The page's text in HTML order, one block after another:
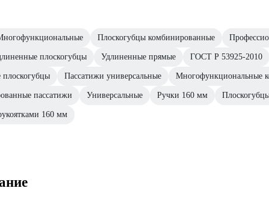
Плоскогубцы комбинированные
плоскогубцы Удлиненные прямые ГОСТ Р 53925-2010
Пассатижи универсальные Многофункциональные
пассатижи Универсальные Ручки 160 мм
160 мм